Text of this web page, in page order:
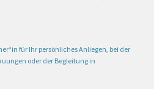
für Ihr persönliches Anliegen, bei der
oder der Begleitung in